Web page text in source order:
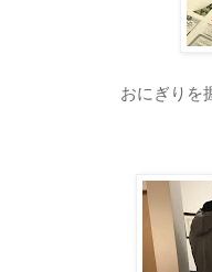
おにぎりを